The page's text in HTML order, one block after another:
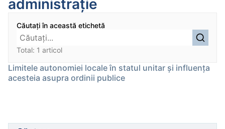
administraţie
Căutați în această etichetă
Total: 1 articol
Limitele autonomiei locale în statul unitar și influența
acesteia asupra ordinii publice